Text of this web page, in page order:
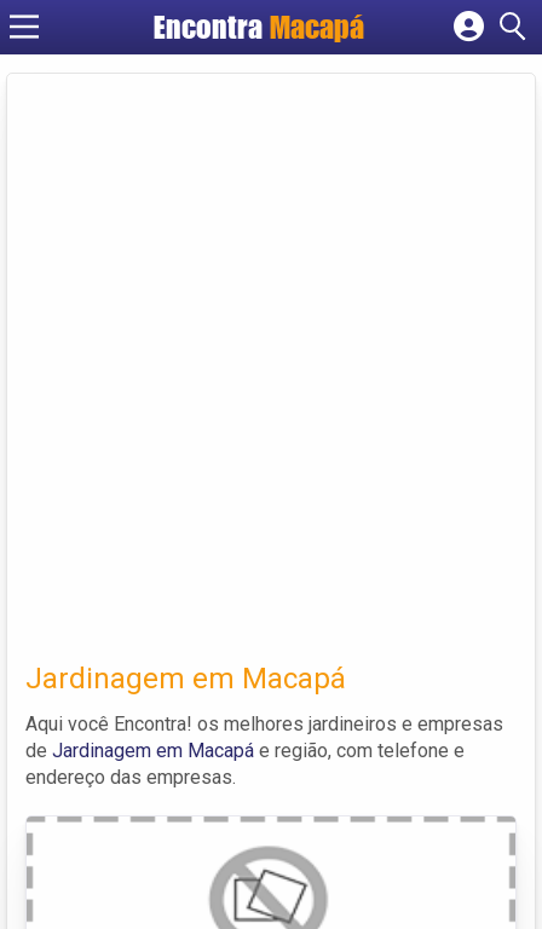
EncontraMacapá
Cadastrar empresa
Jardinagem em Macapá
Aqui você Encontra! os melhores jardineiros e empresas
de Jardinagem em Macapá e região, com telefone e
endereço das empresas.